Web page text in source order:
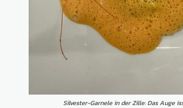
Silvester-Garnele in der Zille: Das Auge